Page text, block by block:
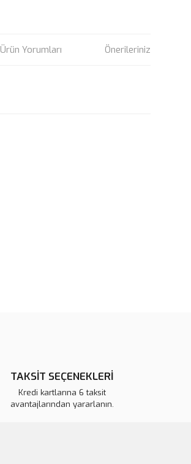
Ürün Yorumları Önerileriniz
TAKSİT SEÇENEKLERİ
Kredi kartlarına 6 taksit
avantajlarından yararlanın.